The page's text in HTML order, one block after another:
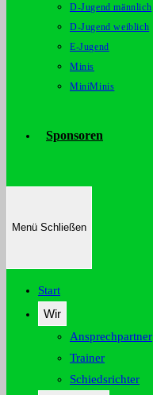
D-Jugend männlich
D-Jugend weiblich
E-Jugend
Minis
MiniMinis
Sponsoren
Menü Schließen
Start
Wir
Ansprechpartner
Trainer
Schiedsrichter